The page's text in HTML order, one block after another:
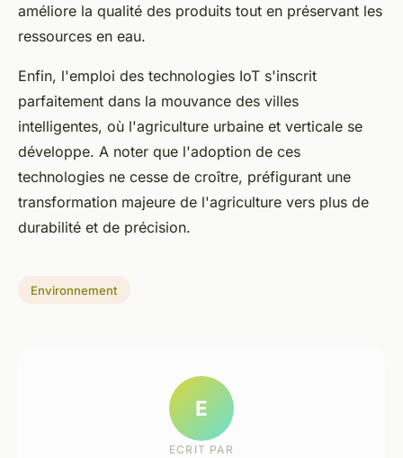
améliore la qualité des produits tout en préservant les
ressources en eau.
Enfin, l'emploi des technologies IoT s'inscrit
parfaitement dans la mouvance des villes
intelligentes, où l'agriculture urbaine et verticale se
développe. A noter que l'adoption de ces
technologies ne cesse de croître, préfigurant une
transformation majeure de l'agriculture vers plus de
durabilité et de précision.
Environnement
E
ECRIT PAR